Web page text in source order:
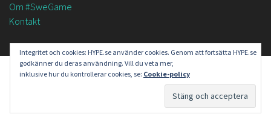
Om #SweGame
Kontakt
Integritet och cookies: HYPE.se använder cookies. Genom att fortsätta HYPE.se
godkänner du deras användning. Vill du veta mer,
inklusive hur du kontrollerar cookies, se: Cookie-policy